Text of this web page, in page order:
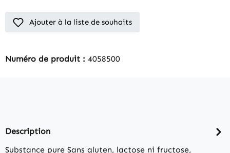
Ajouter à la liste de souhaits
Numéro de produit : 4058500
Description
Substance pure Sans gluten, lactose ni fructose,